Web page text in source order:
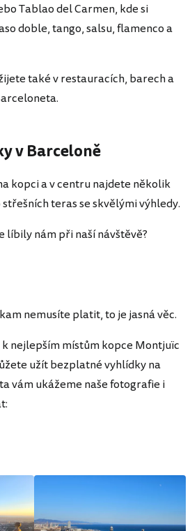
Tablao del Carmen, kde si
doble, tango, salsu, flamenco a
také v restauracích, barech a
v Barceloně
kopci a v centru najdete několik
teras se skvělými výhledy.
líbily nám při naší návštěvě?
nemusíte platit, to je jasná věc.
nejlepším místům kopce Montjuïc
užít bezplatné vyhlídky na
vám ukážeme naše fotografie i